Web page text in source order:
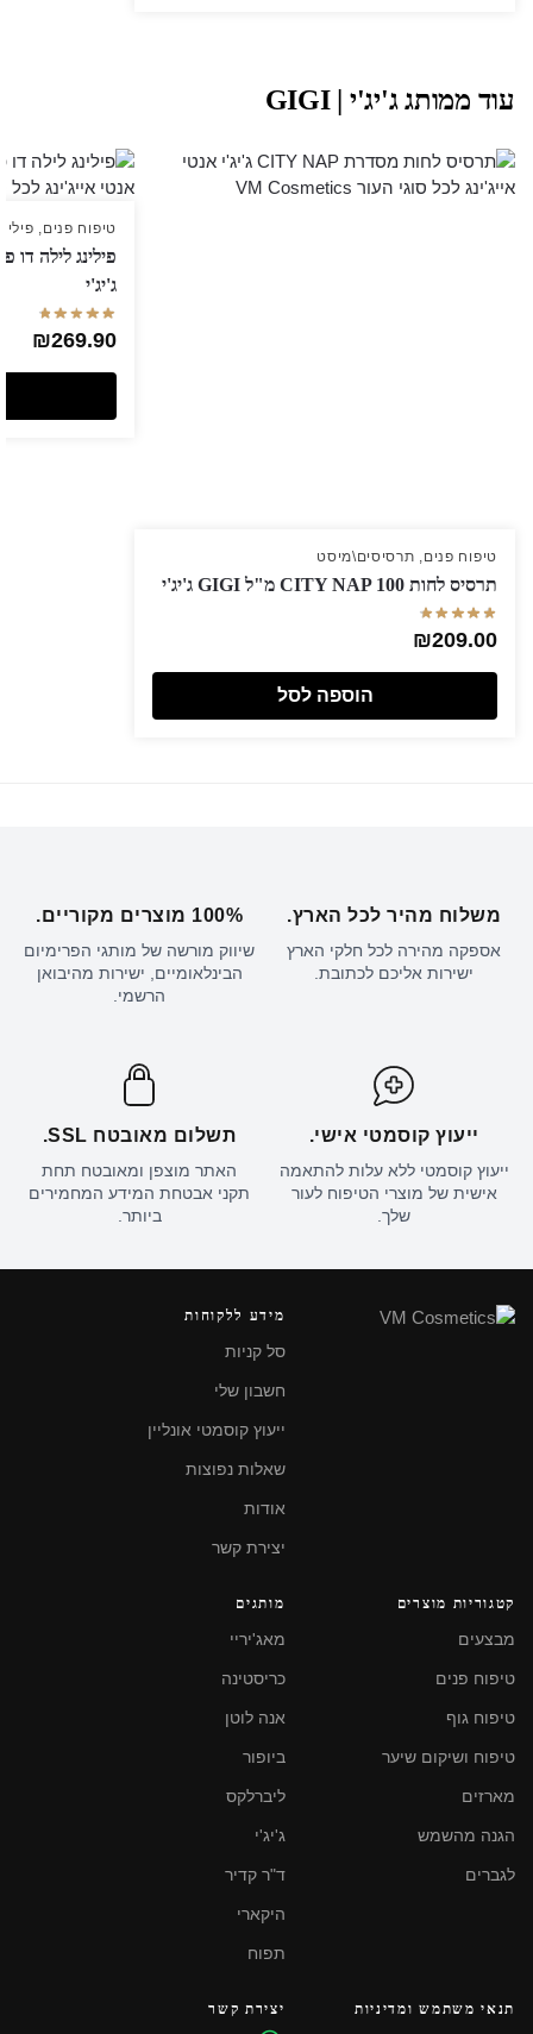
עוד ממותג ג'יג'י | GIGI
טיפוח פנים, תרסיסים\מיסט
תרסיס לחות CITY NAP 100 מ"ל GIGI ג'יג'י
₪209.00
הוספה לסל
טיפוח פנים,
ג'יג'י
₪269.90
משלוח מהיר לכל הארץ.
אספקה מהירה לכל חלקי הארץ
ישירות אליכם לכתובת.
100% מוצרים מקוריים.
שיווק מורשה של מותגי הפרימיום
הבינלאומיים, ישירות מהיבואן
הרשמי.
ייעוץ קוסמטי אישי.
ייעוץ קוסמטי ללא עלות להתאמה
אישית של מוצרי הטיפוח לעור
שלך.
תשלום מאובטח SSL.
האתר מוצפן ומאובטח תחת
תקני אבטחת המידע המחמירים
ביותר.
מידע ללקוחות
סל קניות
חשבון שלי
ייעוץ קוסמטי אונליין
שאלות נפוצות
אודות
יצירת קשר
קטגוריות מוצרים
מבצעים
טיפוח פנים
טיפוח גוף
טיפוח ושיקום שיער
מארזים
הגנה מהשמש
לגברים
מותגים
מאג'יריי
כריסטינה
אנה לוטן
ביופור
ליברלקס
ג'יג'י
ד"ר קדיר
היקארי
תפוח
תנאי משתמש ומדיניות יצירת קשר